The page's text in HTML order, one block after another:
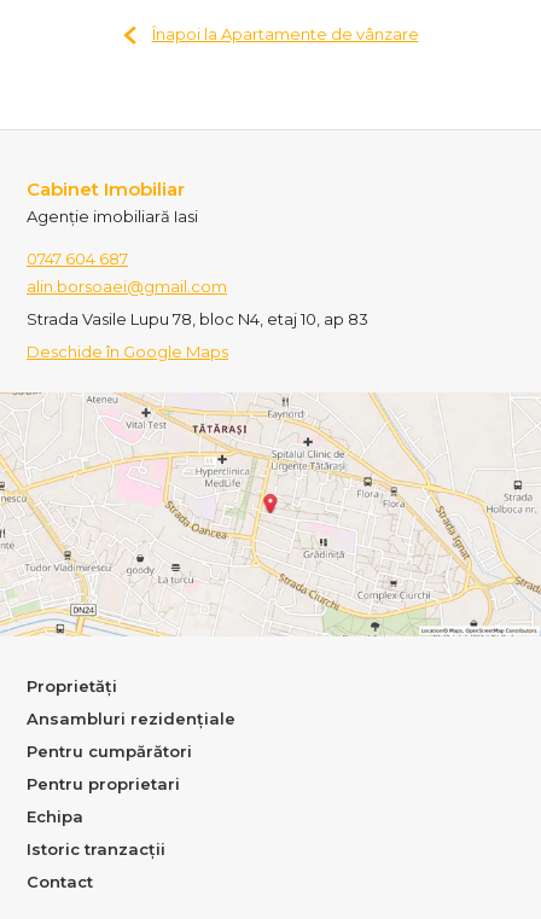
Înapoi la Apartamente de vânzare
Cabinet Imobiliar
Agenție imobiliară Iasi
0747 604 687
alin.borsoaei@gmail.com
Strada Vasile Lupu 78, bloc N4, etaj 10, ap 83
Deschide în Google Maps
Proprietăți
Ansambluri rezidențiale
Pentru cumpărători
Pentru proprietari
Echipa
Istoric tranzacții
Contact